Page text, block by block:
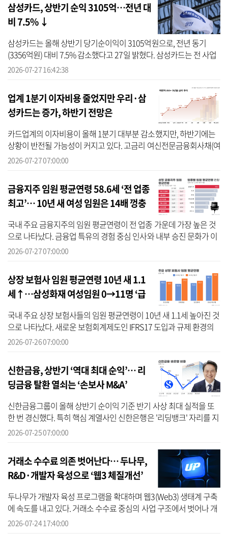
삼성카드, 상반기 순익 3105억…전년 대
비 7.5% ↓
삼성카드는 올해 상반기 당기순이익이 3105억원으로, 전년 동기
(3356억원) 대비 7.5% 감소했다고 27일 밝혔다. 삼성카드는 전 사업
부문에서 이용금액과 상품채권잔고가 증가하면서 영업수익이 늘었
2026-07-27 16:42:38
업계 1분기 이자비용 줄었지만 우리·삼
성카드는 증가, 하반기 전망은
카드업계의 이자비용이 올해 1분기 대부분 감소했지만, 하반기에는
상황이 반전될 가능성이 커지고 있다. 고금리 여신전문금융회사채(여
전채)를 상대적으로 낮은 금리로 차환하며 비용 부담을 덜었으나, 최
2026-07-27 07:00:00
금융지주 임원 평균연령 58.6세 ‘전 업종
최고’… 10년 새 여성 임원은 14배 껑충
국내 주요 금융지주의 임원 평균연령이 전 업종 가운데 가장 높은 것
으로 나타났다. 금융업 특유의 경험 중심 인사와 내부 승진 문화가 이
어지면서 10년새 임원의 평균연령이 높아졌으며, 평균연령이 60대를
2026-07-27 07:00:00
상장 보험사 임원 평균연령 10년 새 1.1
세↑…삼성화재 여성임원 0→11명 ‘급
국내 주요 상장 보험사들의 임원 평균연령이 10년 새 1.1세 높아진 것
으로 나타났다. 새로운 보험회계제도인 IFRS17 도입과 규제 환경의
복잡화 등으로 인해 경험이 풍부한 전문 경력직 임원 수요가 늘어난
2026-07-26 07:00:00
신한금융, 상반기 ‘역대 최대 순익’… 리
딩금융 탈환 열쇠는 ‘손보사 M&A’
신한금융그룹이 올해 상반기 순이익 기준 반기 사상 최대 실적을 또
한 번 경신했다. 특히 핵심 계열사인 신한은행은 '리딩뱅크' 자리를 지
켜내며 그룹 실적을 견인했다. 다만 신한금융이 ‘리딩금융’ 탈환을
2026-07-25 07:00:00
거래소 수수료 의존 벗어난다… 두나무,
R&D·개발자 육성으로 ‘웹3 체질개선’
두나무가 개발자 육성 프로그램을 확대하며 웹3(Web3) 생태계 구축
에 속도를 내고 있다. 거래소 수수료 중심의 사업 구조에서 벗어나 개
발자와 다양한 서비스를 연결하는 블록체인 플랫폼 기업으로 도약하
2026-07-24 17:40:00